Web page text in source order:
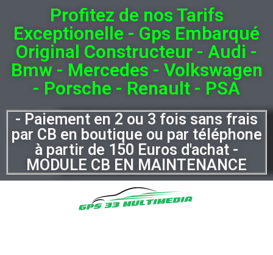
Profitez de nos Tarifs
Exceptionelle - Gps Embarqué
Original Constructeur - Audi -
Bmw - Mercedes - Volkswagen
- Porsche - Renault - PSA
- Paiement en 2 ou 3 fois sans frais
par CB en boutique ou par téléphone
à partir de 150 Euros d'achat -
MODULE CB EN MAINTENANCE